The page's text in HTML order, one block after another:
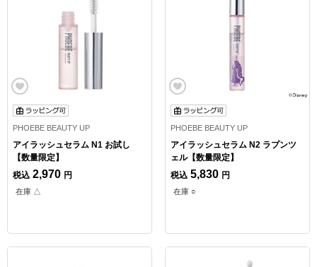
PHOEBE BEAUTY UP
アイラッシュセラム N1 お試し
【数量限定】
税込 2,970 円
在庫 △
PHOEBE BEAUTY UP
アイラッシュセラム N2 ラプンツ
ェル【数量限定】
税込 5,830 円
在庫 ○